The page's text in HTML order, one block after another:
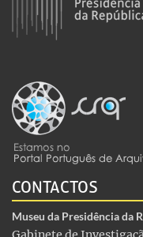
CONTACTOS
Museu da Presidência da